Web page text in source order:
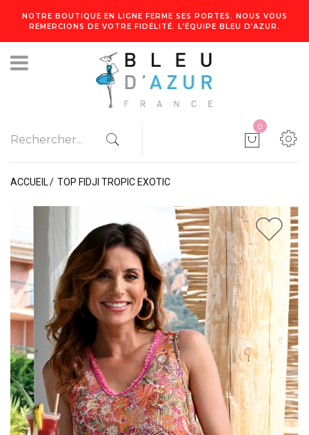
NOTRE BOUTIQUE EN LIGNE FERME SES PORTES. NOUS VOUS
REMERCIONS DE VOTRE FIDÉLITÉ. L’ÉQUIPE BLEU D’AZUR.
0
ACCUEIL TOP FIDJI TROPIC EXOTIC